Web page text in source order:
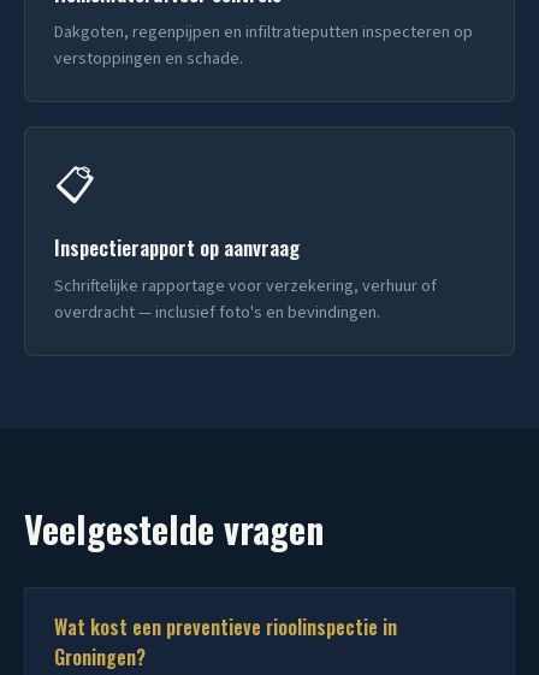
Dakgoten, regenpijpen en infiltratieputten inspecteren op
verstoppingen en schade.
📋
Inspectierapport op aanvraag
Schriftelijke rapportage voor verzekering, verhuur of
overdracht — inclusief foto's en bevindingen.
Veelgestelde vragen
Wat kost een preventieve rioolinspectie in
Groningen?